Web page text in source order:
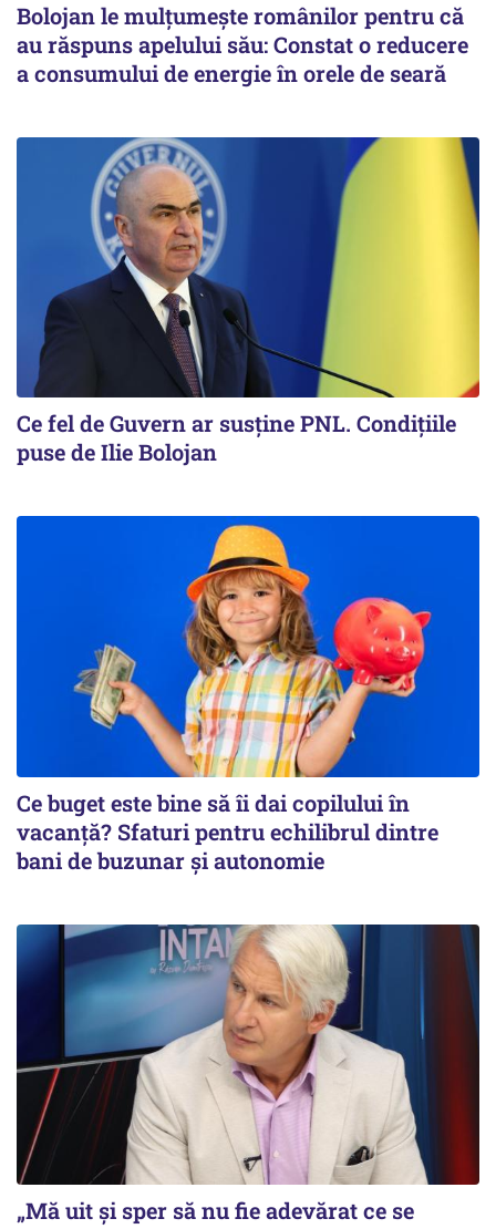
Bolojan le mulțumește românilor pentru că
au răspuns apelului său: Constat o reducere
a consumului de energie în orele de seară
Ce fel de Guvern ar susține PNL. Condițiile
puse de Ilie Bolojan
Ce buget este bine să îi dai copilului în
vacanță? Sfaturi pentru echilibrul dintre
bani de buzunar și autonomie
„Mă uit și sper să nu fie adevărat ce se